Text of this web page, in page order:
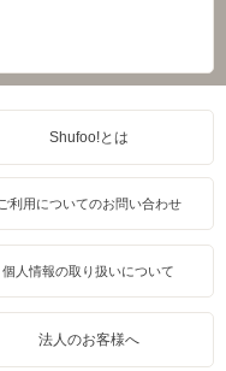
Shufoo!とは
ご利用についてのお問い合わせ
個人情報の取り扱いについて
法人のお客様へ